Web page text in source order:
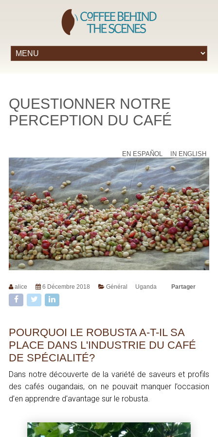
QUESTIONNER NOTRE
PERCEPTION DU CAFÉ
EN ESPAÑOL IN ENGLISH
alice 6 Décembre 2018 Général Uganda Partager
POURQUOI LE ROBUSTA A-T-IL SA
PLACE DANS L'INDUSTRIE DU CAFÉ
DE SPÉCIALITÉ?
Dans notre découverte de la variété de saveurs et profils
des cafés ougandais, on ne pouvait manquer l’occasion
d’en apprendre d'avantage sur le robusta.